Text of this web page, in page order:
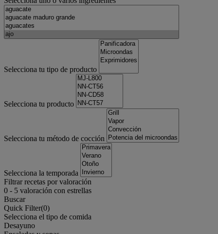
Selecciona tu tipo de producto
Selecciona tu producto
Selecciona tu método de cocción
Selecciona la temporada
Filtrar recetas por valoración
0 - 5 valoración con estrellas
Buscar
Quick Filter(0)
Selecciona el tipo de comida
Desayuno